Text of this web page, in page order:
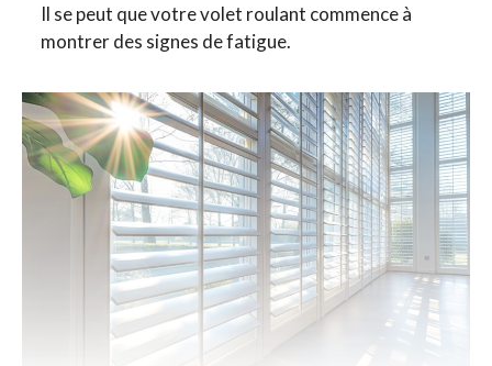
Il se peut que votre volet roulant commence à
montrer des signes de fatigue.